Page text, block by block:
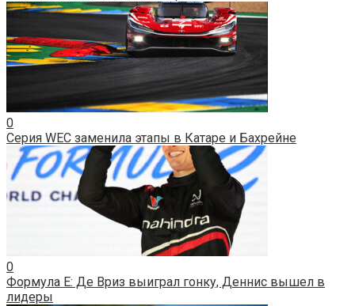
0
Серия WEC заменила этапы в Катаре и Бахрейне
0
Формула E: Де Вриз выиграл гонку, Деннис вышел в
лидеры